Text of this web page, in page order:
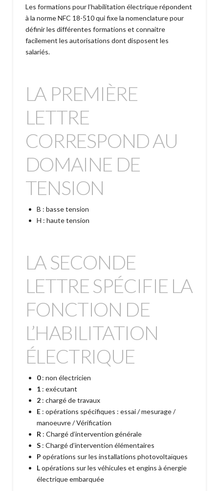
Les formations pour l’habilitation électrique répondent
à la norme NFC 18-510 qui fixe la nomenclature pour
définir les différentes formations et connaitre
facilement les autorisations dont disposent les
salariés.
LA PREMIÈRE
LETTRE
CORRESPOND AU
DOMAINE DE
TENSION
B : basse tension
H : haute tension
LA SECONDE
LETTRE SPÉCIFIE LA
FONCTION DE
L’HABILITATION
ÉLECTRIQUE
0: non électricien
1 : exécutant
2 : chargé de travaux
E : opérations spécifiques : essai / mesurage /
manoeuvre / Vérification
R : Chargé d’intervention générale
S : Chargé d’intervention élémentaires
P opérations sur les installations photovoltaïques
Lopérations sur les véhicules et engins à énergie
électrique embarquée